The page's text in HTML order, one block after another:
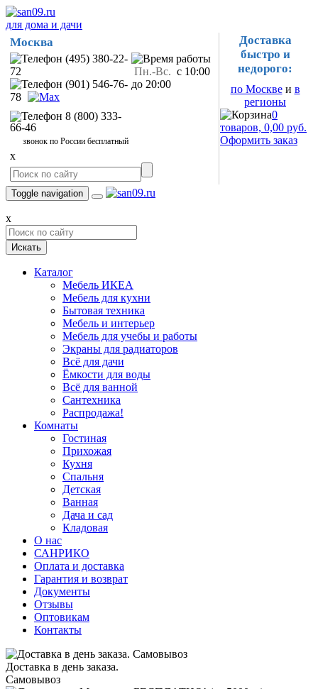
для дома и дачи
Москва
(495) 380-22-
72
(901) 546-76-
78
8 (800) 333-
66-46
звонок по России бесплатный
Пн.-Вс. с 10:00
до 20:00
x
Доставка
быстро и
недорого:
по Москвеи в
регионы
0
товаров, 0,00 руб.
Оформить заказ
Toggle navigation
x
Искать
Каталог
Мебель ИКЕА
Мебель для кухни
Бытовая техника
Мебель и интерьер
Мебель для учебы и работы
Экраны для радиаторов
Всё для дачи
Ёмкости для воды
Всё для ванной
Сантехника
Распродажа!
Комнаты
Гостиная
Прихожая
Кухня
Спальня
Детская
Ванная
Дача и сад
Кладовая
О нас
САНРИКО
Оплата и доставка
Гарантия и возврат
Документы
Отзывы
Оптовикам
Контакты
Доставка в день заказа.
Самовывоз